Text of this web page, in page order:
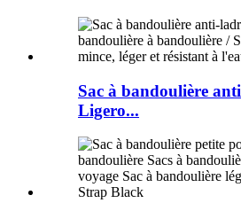
Sac à bandoulière
Ligero...